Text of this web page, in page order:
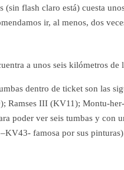
(sin flash claro está) cuesta
ir, al menos, dos
a unos seis kilómetros
dentro de ticket son las
Ramses III (KV11); Montu-
poder ver seis tumbas y con
famosa por sus